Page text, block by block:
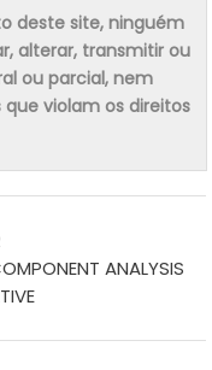
deste site, ninguém
alterar, transmitir ou
ou parcial, nem
violam os direitos
ANALYSIS